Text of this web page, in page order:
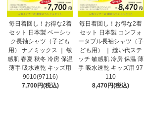
毎日着回し！お得な2着
セット 日本製 ベーシッ
ク長袖シャツ（子ども
用） ナノミックス ｜ 敏
感肌 春夏 秋冬 冷房 保温
薄手 吸水速乾 キッズ用
9010(97116)
7,700円(税込)
毎日着回し！お得な2着
セット 日本製 コンフォ
ータブル長袖シャツ（子
ども用） ｜ 縫い代ステ
ッチ 敏感肌 冷房 保温 薄
手 吸水速乾 キッズ用 97
110
8,470円(税込)